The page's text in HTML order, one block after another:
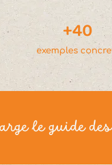
exemples
+40
le guide